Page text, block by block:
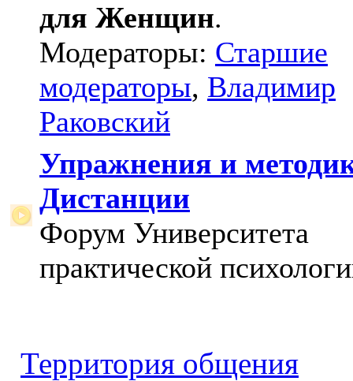
для Женщин.
Модераторы: Старшие
модераторы, Владимир
Раковский
Упражнения и
Дистанции
Форум Университета
практической
Территория общения